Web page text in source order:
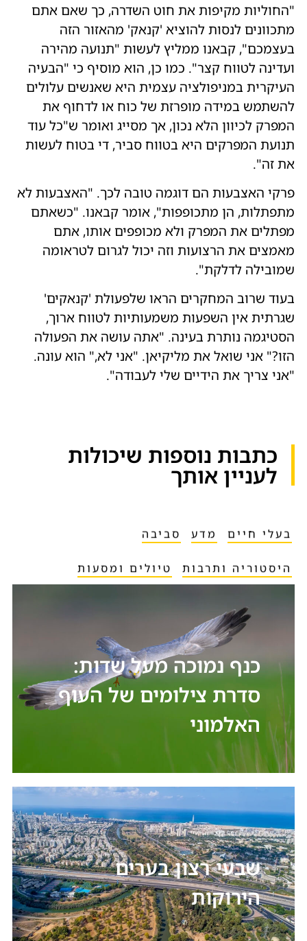
"החוליות מקיפות את חוט השדרה, כך שאם אתם
מתכוונים לנסות להוציא 'קנאק' מהאזור הזה
בעצמכם", קבאנו ממליץ לעשות "תנועה מהירה
ועדינה לטווח קצר". כמו כן, הוא מוסיף כי "הבעיה
העיקרית במניפולציה עצמית היא שאנשים עלולים
להשתמש במידה מופרזת של כוח או לדחוף את
המפרק לכיוון הלא נכון, אך מסייג ואומר ש"כל עוד
תנועת המפרקים היא בטווח סביר, די בטוח לעשות
את זה".
פרקי האצבעות הם דוגמה טובה לכך. "האצבעות לא
מתפתלות, הן מתכופפות", אומר קבאנו. "כשאתם
מפתלים את המפרק ולא מכופפים אותו, אתם
מאמצים את הרצועות וזה יכול לגרום לטראומה
שמובילה לדלקת".
בעוד שרוב המחקרים הראו שלפעולת 'קנאקים'
שגרתית אין השפעות משמעותיות לטווח ארוך,
הסטיגמה נותרת בעינה. "אתה עושה את הפעולה
הזו?" אני שואל את מליקיאן. "אני לא," הוא עונה.
"אני צריך את הידיים שלי לעבודה".
כתבות נוספות שיכולות
לעניין אותך​
בעלי חיים מדע סביבה
היסטוריה ותרבות טיולים ומסעות
כנף נמוכה מעל שדות:
סדרת צילומים של העוף
האלמוני
שבעי רצון בערים
הירוקות